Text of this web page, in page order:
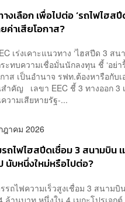
างเลือก เพื่อไปต่อ ‘รถไฟไฮส
ค่าเสียโอกาส?
เร่งเคาะแนวทาง ‘ไฮสปีด 3 ส
ะทบความเชื่อมั่นนักลงทุน ชี้ ‘อย่
กาส เป็นอำนาจ รฟท.ต้องหารือกั
ำคัญ เลขา EEC ชี้ 3 ทางออก 3
วามเสียหายรัฐ-...
ฎาคม 2026
ถไฟไฮสปีดเชื่อม 3 สนามบิน
นับหนึ่งใหม่หรือไปต่อ?
รถไฟความเร็วสูงเชื่อม 3 สนาม
ล้านบาท หนึ่งใน 4 เมกะโปรเจก